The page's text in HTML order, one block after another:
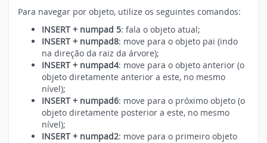
Para navegar por objeto, utilize os seguintes comandos:
INSERT + numpad 5: fala o objeto atual;
INSERT + numpad8: move para o objeto pai (indo
na direção da raiz da árvore);
INSERT + numpad4: move para o objeto anterior (o
objeto diretamente anterior a este, no mesmo
nível);
INSERT + numpad6: move para o próximo objeto (o
objeto diretamente posterior a este, no mesmo
nível);
INSERT + numpad2: move para o primeiro objeto